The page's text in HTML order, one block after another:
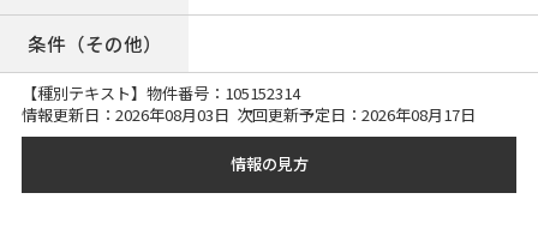
条件（その他）
【種別テキスト】物件番号： 105152314
情報更新日：2026年08月03日 次回更新予定日：2026年08月17日
情報の見方